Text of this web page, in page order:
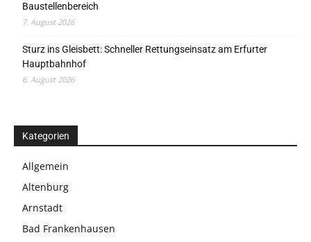
Baustellenbereich
7. August 2026
Sturz ins Gleisbett: Schneller Rettungseinsatz am Erfurter
Hauptbahnhof
6. August 2026
Kategorien
Allgemein
Altenburg
Arnstadt
Bad Frankenhausen